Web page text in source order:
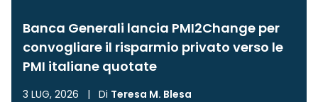
Banca Generali lancia PMI2Change per
convogliare il risparmio privato verso le
PMI italiane quotate
3 LUG, 2026 | Di Teresa M. Blesa